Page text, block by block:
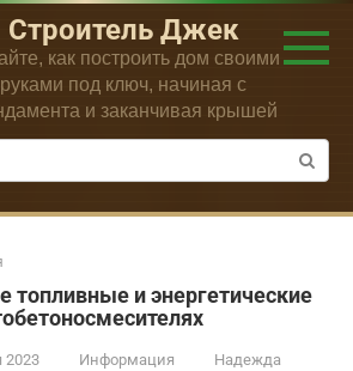
Строитель Джек
как построить дом своими
руками под ключ, начиная с
и заканчивая крышей
топливные и энергетические
2023 Информация
Надежда